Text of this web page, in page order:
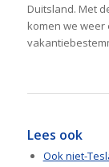
Duitsland. Met
komen we weer
Lees ook
Ook niet-